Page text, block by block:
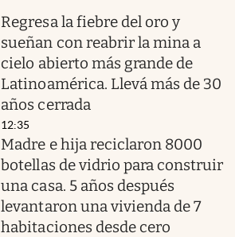
Regresa la fiebre del oro y
sueñan con reabrir la mina a
cielo abierto más grande de
Latinoamérica. Llevá más de 30
años cerrada
12:35
Madre e hija reciclaron 8000
botellas de vidrio para construir
una casa. 5 años después
levantaron una vivienda de 7
habitaciones desde cero